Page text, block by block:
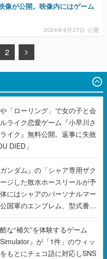
像が公開。映像内にはゲーム
2024年9月27日 公開
2
や「ローリング」で女の子と会
ライク恋愛ゲーム『小早川さ
イク』無料公開。返事に失敗
DIED」
ガンダム』の「シャア専用ザク
ジした散水ホースリールが予
にはシャアのパーソナルマー
国軍のエンブレム、型式番号
な“補欠”を体験するゲーム
Simulator』が「1件」のウィッ
もとにチェコ語に対応しSNS